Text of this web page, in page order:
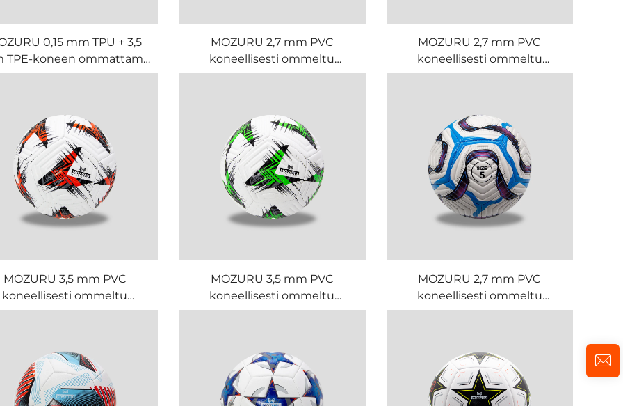
0,15 mm TPU + 3,5
TPE-koneen ommattama
jalkapallopallo
MOZURU 2,7 mm PVC
koneellisesti ommeltu
jalkapallo
MOZURU 2,7 mm PVC
koneellisesti ommeltu
jalkapallo
MOZURU 3,5 mm PVC
koneellisesti ommeltu
jalkapallo
MOZURU 3,5 mm PVC
koneellisesti ommeltu
jalkapallo
MOZURU 2,7 mm PVC
koneellisesti ommeltu
jalkapallo